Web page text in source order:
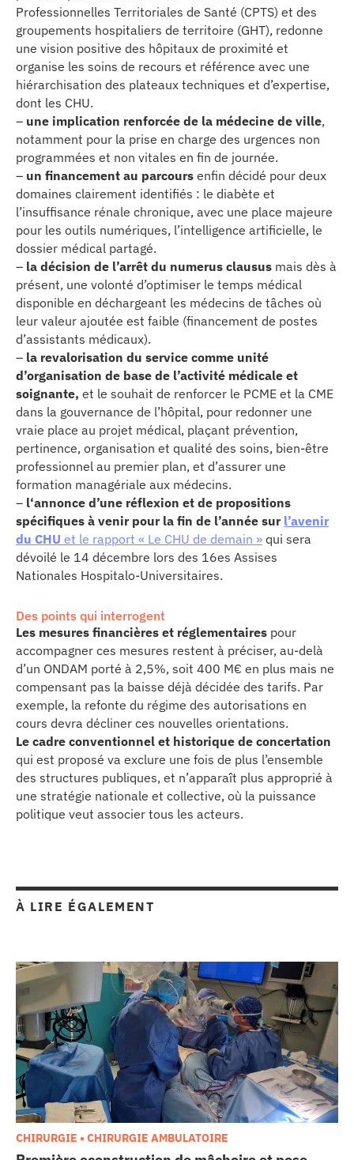
Professionnelles Territoriales de Santé (CPTS) et des
groupements hospitaliers de territoire (GHT), redonne
une vision positive des hôpitaux de proximité et
organise les soins de recours et référence avec une
hiérarchisation des plateaux techniques et d’expertise,
dont les CHU.
– une implication renforcée de la médecine de ville,
notamment pour la prise en charge des urgences non
programmées et non vitales en fin de journée.
– un financement au parcours enfin décidé pour deux
domaines clairement identifiés : le diabète et
l’insuffisance rénale chronique, avec une place majeure
pour les outils numériques, l’intelligence artificielle, le
dossier médical partagé.
– la décision de l’arrêt du numerus clausus mais dès à
présent, une volonté d’optimiser le temps médical
disponible en déchargeant les médecins de tâches où
leur valeur ajoutée est faible (financement de postes
d’assistants médicaux).
– la revalorisation du service comme unité
d’organisation de base de l’activité médicale et
soignante, et le souhait de renforcer le PCME et la CME
dans la gouvernance de l’hôpital, pour redonner une
vraie place au projet médical, plaçant prévention,
pertinence, organisation et qualité des soins, bien-être
professionnel au premier plan, et d’assurer une
formation managériale aux médecins.
– l‘annonce d’une réflexion et de propositions
spécifiques à venir pour la fin de l’année sur l’avenir
du CHU et le rapport « Le CHU de demain » qui sera
dévoilé le 14 décembre lors des 16es Assises
Nationales Hospitalo-Universitaires.
Des points qui interrogent
Les mesures financières et réglementaires pour
accompagner ces mesures restent à préciser, au-delà
d’un ONDAM porté à 2,5%, soit 400 M€ en plus mais ne
compensant pas la baisse déjà décidée des tarifs. Par
exemple, la refonte du régime des autorisations en
cours devra décliner ces nouvelles orientations.
Le cadre conventionnel et historique de concertation
qui est proposé va exclure une fois de plus l’ensemble
des structures publiques, et n’apparaît plus approprié à
une stratégie nationale et collective, où la puissance
politique veut associer tous les acteurs.
À LIRE ÉGALEMENT
CHIRURGIE • CHIRURGIE AMBULATOIRE